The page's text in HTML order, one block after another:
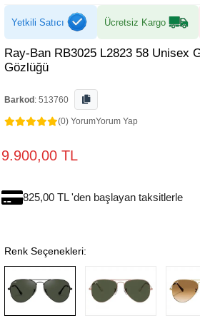
Yetkili Satıcı Ücretsiz Kargo
Ray-Ban RB3025 L2823 58 Unisex
Gözlüğü
Barkod : 513760
(0) YorumYorum Yap
9.900,00 TL
825,00 TL 'den başlayan taksitlerle
Renk Seçenekleri: